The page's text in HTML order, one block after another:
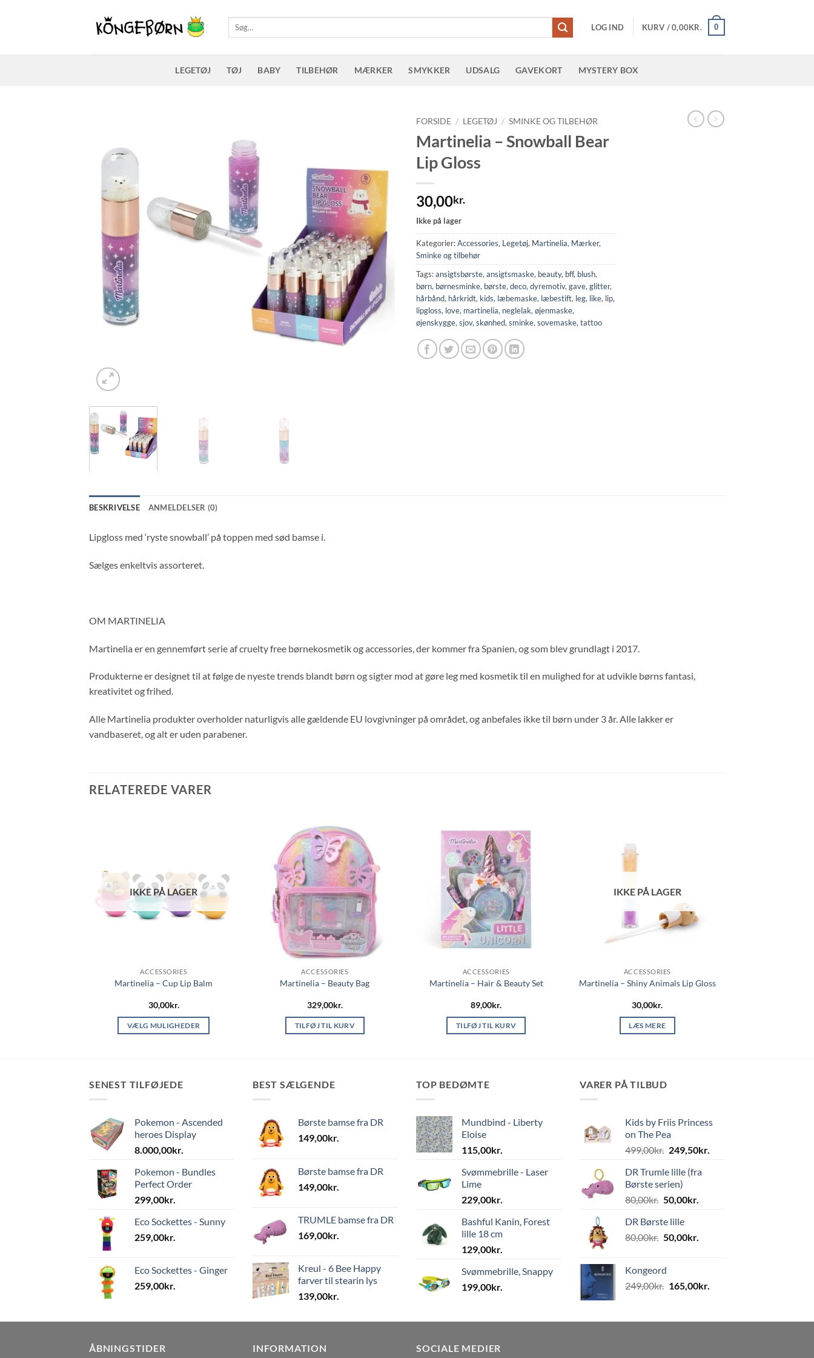
Søg
efter:
LOG IND KURV /0,00KR. 0
LEGETØJ TØJ BABY TILBEHØR MÆRKER SMYKKER UDSALG GAVEKORT MYSTERY BOX
FORSIDE / LEGETØJ / SMINKE OG TILBEHØR
Martinelia – Snowball Bear
Lip Gloss
30,00kr.
Ikke på lager
Kategorier:Accessories, Legetøj, Martinelia, Mærker,
Sminke og tilbehør
Tags:ansigtsbørste, ansigtsmaske, beauty, bff, blush,
børn, børnesminke, børste, deco, dyremotiv, gave, glitter,
hårbånd, hårkridt, kids, læbemaske, læbestift, leg, like, lip,
lipgloss, love, martinelia, neglelak, øjenmaske,
øjenskygge, sjov, skønhed, sminke, sovemaske, tattoo
BESKRIVELSE ANMELDELSER (0)
Lipgloss med ‘ryste snowball’ på toppen med sød bamse i.
Sælges enkeltvis assorteret.
OM MARTINELIA
Martinelia er en gennemført serie af cruelty free børnekosmetik og accessories, der kommer fra Spanien, og som blev grundlagt i 2017.
Produkterne er designet til at følge de nyeste trends blandt børn og sigter mod at gøre leg med kosmetik til en mulighed for at udvikle børns fantasi,
kreativitet og frihed.
Alle Martinelia produkter overholder naturligvis alle gældende EU lovgivninger på området, og anbefales ikke til børn under 3 år. Alle lakker er
vandbaseret, og alt er uden parabener.
RELATEREDE VARER
IKKE PÅ LAGER
ACCESSORIES
Martinelia – Cup Lip Balm
30,00kr.
VÆLG MULIGHEDER
flere
kan
vælges
på
ACCESSORIES
Martinelia – Beauty Bag
329,00kr.
TILFØJ TIL KURV
ACCESSORIES
Martinelia – Hair & Beauty Set
89,00kr.
TILFØJ TIL KURV
IKKE PÅ LAGER
ACCESSORIES
Martinelia – Shiny Animals Lip Gloss
30,00kr.
LÆS MERE
SENEST TILFØJEDE
Pokemon - Ascended
heroes Display
8.000,00kr.
Pokemon - Bundles
Perfect Order
299,00kr.
Eco Sockettes - Sunny
259,00kr.
Eco Sockettes - Ginger
259,00kr.
BEST SÆLGENDE
Børste bamse fra DR
149,00kr.
Børste bamse fra DR
149,00kr.
TRUMLE bamse fra DR
169,00kr.
Kreul - 6 Bee Happy
farver til stearin lys
139,00kr.
TOP BEDØMTE
Mundbind - Liberty
Eloise
115,00kr.
Svømmebrille - Laser
Lime
229,00kr.
Bashful Kanin, Forest
lille 18 cm
129,00kr.
Svømmebrille, Snappy
199,00kr.
VARER PÅ TILBUD
Kids by Friis Princess
on The Pea
499,00kr. Den
pris
var:
499,00kr..
249,50kr.
DR Trumle lille (fra
Børste serien)
80,00kr. Den
pris
var:
50,00kr.
er:
DR Børste lille
80,00kr. Den
var:
80,00kr..
50,00kr.
50,00kr..
Kongeord
249,00kr. Den
var:
165,00kr.
er:
ÅBNINGSTIDER
INFORMATION SOCIALE MEDIER